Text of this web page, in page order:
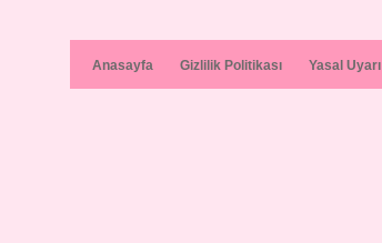
Anasayfa Gizlilik Politikası Yasal Uyarı